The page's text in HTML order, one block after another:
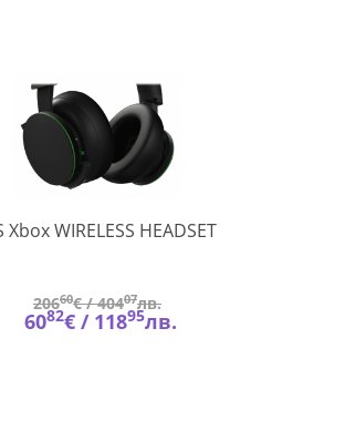
Xbox WIRELESS HEADSETTLL-
20660€ /40407лв.
6082€ / 11895лв.